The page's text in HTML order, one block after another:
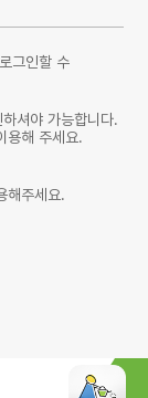
그인할 수
셔야 가능합니다.
용해 주세요.
해주세요.